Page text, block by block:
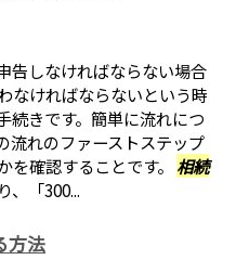
告しなければならない場合
なければならないという時
続きです。簡単に流れにつ
流れのファーストステップ
確認することです。 相続
、「300...
方法